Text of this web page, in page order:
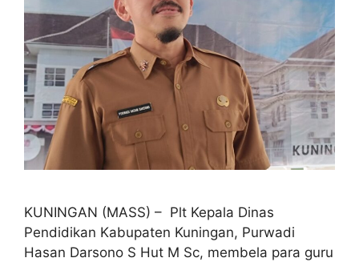
KUNINGAN (MASS) – Plt Kepala Dinas
Pendidikan Kabupaten Kuningan, Purwadi
Hasan Darsono S Hut M Sc, membela para guru